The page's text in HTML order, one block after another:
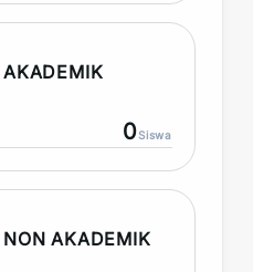
0Siswa
AKADEMIK